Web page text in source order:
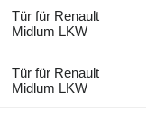
Tür für Renault
Midlum LKW
Tür für Renault
Midlum LKW